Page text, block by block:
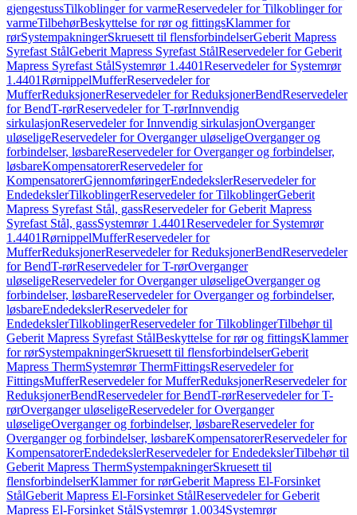
gjengestussTilkoblinger for varmeReservedeler for Tilkoblinger for
varmeTilbehørBeskyttelse for rør og fittingsKlammer for
rørSystempakningerSkruesett til flensforbindelserGeberit Mapress
Syrefast StålGeberit Mapress Syrefast StålReservedeler for Geberit
Mapress Syrefast StålSystemrør 1.4401Reservedeler for Systemrør
1.4401RørnippelMufferReservedeler for
MufferReduksjonerReservedeler for ReduksjonerBendReservedeler
for BendT-rørReservedeler for T-rørInnvendig
sirkulasjonReservedeler for Innvendig sirkulasjonOverganger
uløseligeReservedeler for Overganger uløseligeOverganger og
forbindelser, løsbareReservedeler for Overganger og forbindelser,
løsbareKompensatorerReservedeler for
KompensatorerGjennomføringerEndedekslerReservedeler for
EndedekslerTilkoblingerReservedeler for TilkoblingerGeberit
Mapress Syrefast Stål, gassReservedeler for Geberit Mapress
Syrefast Stål, gassSystemrør 1.4401Reservedeler for Systemrør
1.4401RørnippelMufferReservedeler for
MufferReduksjonerReservedeler for ReduksjonerBendReservedeler
for BendT-rørReservedeler for T-rørOverganger
uløseligeReservedeler for Overganger uløseligeOverganger og
forbindelser, løsbareReservedeler for Overganger og forbindelser,
løsbareEndedekslerReservedeler for
EndedekslerTilkoblingerReservedeler for TilkoblingerTilbehør til
Geberit Mapress Syrefast StålBeskyttelse for rør og fittingsKlammer
for rørSystempakningerSkruesett til flensforbindelserGeberit
Mapress ThermSystemrør ThermFittingsReservedeler for
FittingsMufferReservedeler for MufferReduksjonerReservedeler for
ReduksjonerBendReservedeler for BendT-rørReservedeler for T-
rørOverganger uløseligeReservedeler for Overganger
uløseligeOverganger og forbindelser, løsbareReservedeler for
Overganger og forbindelser, løsbareKompensatorerReservedeler for
KompensatorerEndedekslerReservedeler for EndedekslerTilbehør til
Geberit Mapress ThermSystempakningerSkruesett til
flensforbindelserKlammer for rørGeberit Mapress El-Forsinket
StålGeberit Mapress El-Forsinket StålReservedeler for Geberit
Mapress El-Forsinket StålSystemrør 1.0034Systemrør